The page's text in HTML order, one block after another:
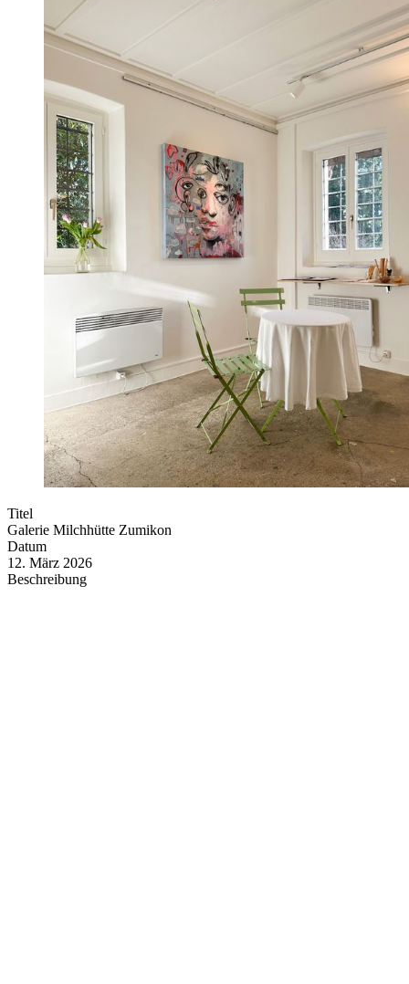
Titel
Galerie Milchhütte Zumikon
Datum
12. März 2026
Beschreibung